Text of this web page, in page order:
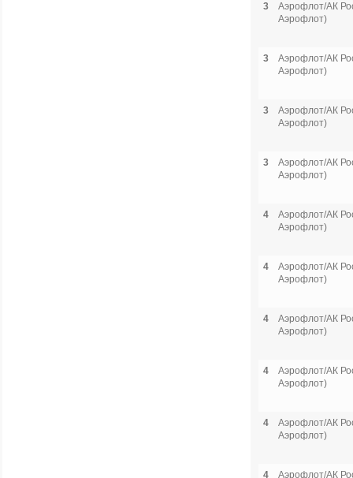
3
Аэрофлот/АК
Аэрофлот)
3
Аэрофлот/АК
Аэрофлот)
3
Аэрофлот/АК
Аэрофлот)
3
Аэрофлот/АК
Аэрофлот)
4
Аэрофлот/АК
Аэрофлот)
4
Аэрофлот/АК
Аэрофлот)
4
Аэрофлот/АК
Аэрофлот)
4
Аэрофлот/АК
Аэрофлот)
4
Аэрофлот/АК
Аэрофлот)
4 Аэрофлот/АК